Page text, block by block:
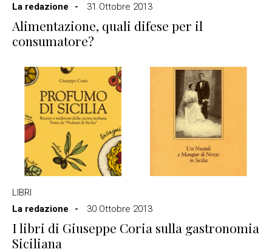
La redazione
31 Ottobre 2013
Alimentazione, quali difese per il
consumatore?
LIBRI
La redazione
30 Ottobre 2013
I libri di Giuseppe Coria sulla gastronomia
Siciliana